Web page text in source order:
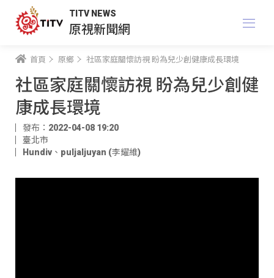
TITV NEWS
原視新聞網
首頁 原鄉 社區家庭關懷訪視 盼為兒少創健康成長環境
社區家庭關懷訪視 盼為兒少創健
康成長環境
發布：2022-04-08 19:20
臺北市
Hundiv 、 puljaljuyan (李耀維)